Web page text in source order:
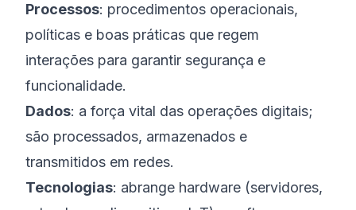
Processos: procedimentos operacionais,
políticas e boas práticas que regem
interações para garantir segurança e
funcionalidade.
Dados: a força vital das operações digitais;
são processados, armazenados e
transmitidos em redes.
Tecnologias: abrange hardware (servidores,